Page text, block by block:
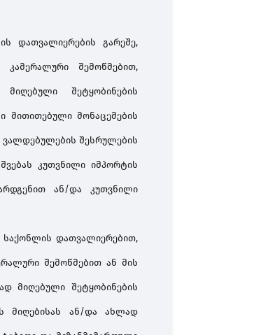
დათვალიერების გარეშე,
შემოწმებით,
შეტყობინების
მითითებული მონაცემების
შესრულების
კუთვნილი იმპორტის
ან/და კუთვნილი
საქონლის დათვალიერებით,
შემოწმებით ან მის
მიღებული შეტყობინების
მიღებისას ან/და ახლად